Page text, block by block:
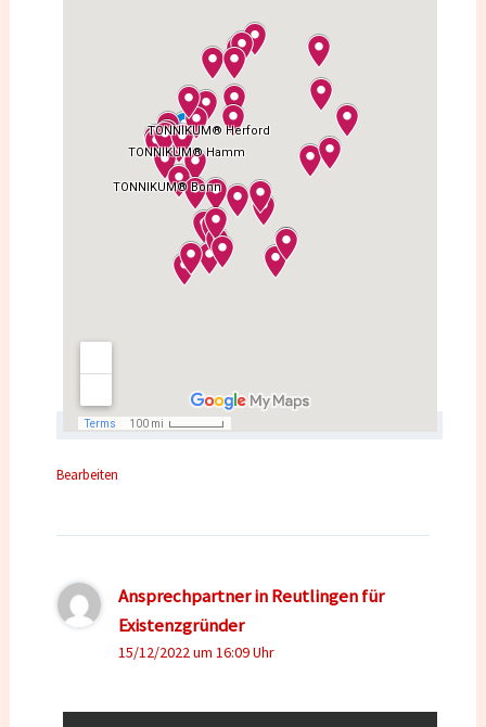
Bearbeiten
Ansprechpartner in Reutlingen für
Existenzgründer
15/12/2022 um 16:09 Uhr